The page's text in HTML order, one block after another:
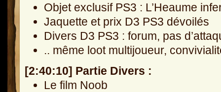
Objet exclusif PS3 : L’Heaume
Jaquette et prix D3 PS3 dévoilés
Divers D3 PS3 : forum, pas
.. même loot multijoueur,
[2:40:10] Partie Divers :
Le film Noob